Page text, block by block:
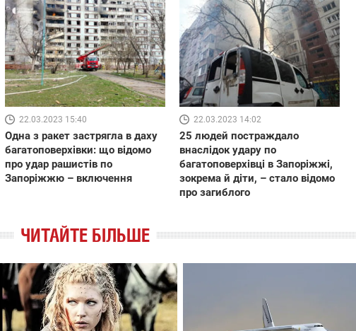
22.03.2023 15:40
Одна з ракет застрягла в даху
багатоповерхівки: що відомо
про удар рашистів по
Запоріжжю – включення
22.03.2023 14:02
25 людей постраждало
внаслідок удару по
багатоповерхівці в Запоріжжі,
зокрема й діти, – стало відомо
про загиблого
ЧИТАЙТЕ БІЛЬШЕ